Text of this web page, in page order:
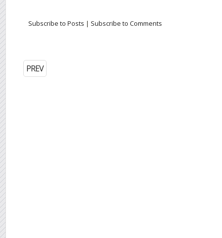
Subscribe to Posts | Subscribe to Comments
PREV